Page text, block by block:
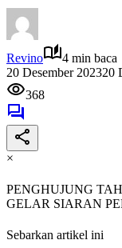
Revino
4 min baca
20 Desember 202320
368
×
PENGHUJUNG
GELAR SIARAN
Sebarkan artikel ini